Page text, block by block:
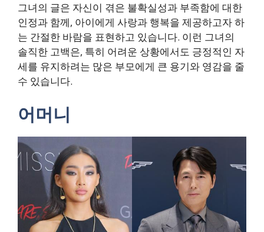
그녀의 글은 자신이 겪은 불확실성과 부족함에 대한
인정과 함께, 아이에게 사랑과 행복을 제공하고자 하
는 간절한 바람을 표현하고 있습니다. 이런 그녀의
솔직한 고백은, 특히 어려운 상황에서도 긍정적인 자
세를 유지하려는 많은 부모에게 큰 용기와 영감을 줄
수 있습니다.
어머니